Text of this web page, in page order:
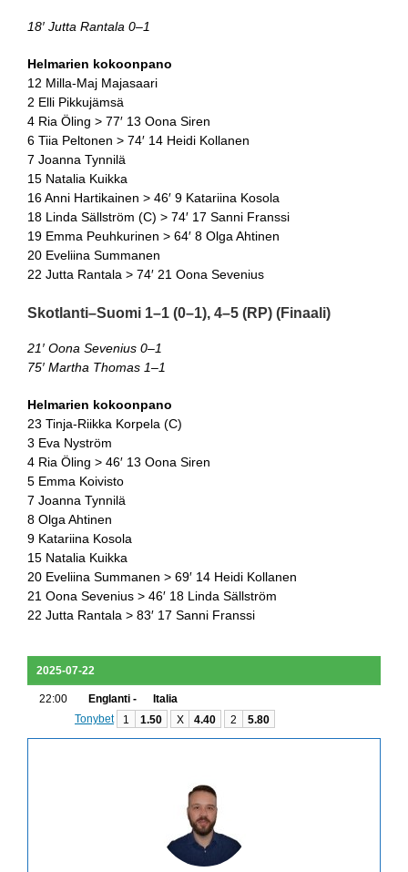
18′ Jutta Rantala 0–1
Helmarien kokoonpano
12 Milla-Maj Majasaari
2 Elli Pikkujämsä
4 Ria Öling > 77′ 13 Oona Siren
6 Tiia Peltonen > 74′ 14 Heidi Kollanen
7 Joanna Tynnilä
15 Natalia Kuikka
16 Anni Hartikainen > 46′ 9 Katariina Kosola
18 Linda Sällström (C) > 74′ 17 Sanni Franssi
19 Emma Peuhkurinen > 64′ 8 Olga Ahtinen
20 Eveliina Summanen
22 Jutta Rantala > 74′ 21 Oona Sevenius
Skotlanti–Suomi 1–1 (0–1), 4–5 (RP) (Finaali)
21′ Oona Sevenius 0–1
75′ Martha Thomas 1–1
Helmarien kokoonpano
23 Tinja-Riikka Korpela (C)
3 Eva Nyström
4 Ria Öling > 46′ 13 Oona Siren
5 Emma Koivisto
7 Joanna Tynnilä
8 Olga Ahtinen
9 Katariina Kosola
15 Natalia Kuikka
20 Eveliina Summanen > 69′ 14 Heidi Kollanen
21 Oona Sevenius > 46′ 18 Linda Sällström
22 Jutta Rantala > 83′ 17 Sanni Franssi
2025-07-22
22:00 Englanti -
Italia
Tonybet
1 1.50 X 4.40 2 5.80